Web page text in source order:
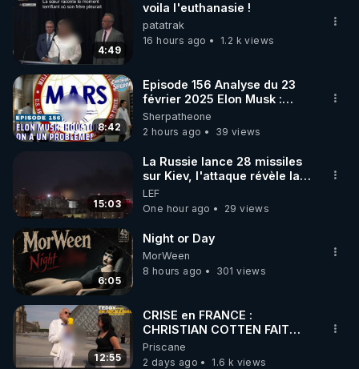
4:49
voila l'euthanasie !
patatrak
16 hours ago
1.2 k views
8:42
Episode 156 Analyse du 23
février 2025 Elon Musk :
Houston , on a un problème !
Sherpatheone
2 hours ago
39 views
15:03
La Russie lance 28 missiles
sur Kiev, l'attaque révèle la
faiblesse de Kiev
LEF
One hour ago
29 views
6:05
Night or Day
MorWeen
8 hours ago
301 views
12:55
CRISE en FRANCE :
CHRISTIAN COTTEN FAIT
une étrange découverte
Priscane
2 days ago
1.6 k views